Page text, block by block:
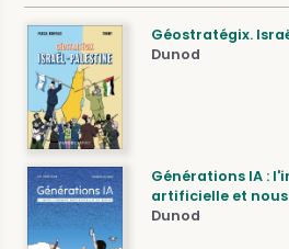
Géostratégix.
Dunod
Générations IA :
artificielle et nous
Dunod